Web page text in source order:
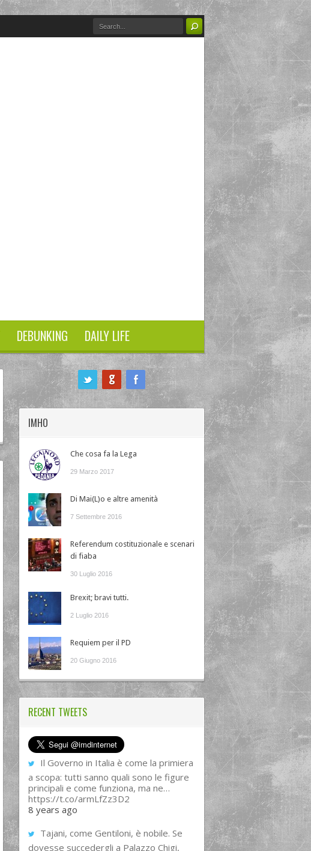
DEBUNKING DAILY LIFE
IMHO
Che cosa fa la Lega
29 Marzo 2017
Di Mai(L)o e altre amenità
7 Settembre 2016
Referendum costituzionale e scenari
di fiaba
30 Luglio 2016
Brexit; bravi tutti.
2 Luglio 2016
Requiem per il PD
20 Giugno 2016
RECENT TWEETS
Il Governo in Italia è come la primiera
a scopa: tutti sanno quali sono le figure
principali e come funziona, ma ne…
https://t.co/armLfZz3D2
8 years ago
Tajani, come Gentiloni, è nobile. Se
dovesse succedergli a Palazzo Chigi,